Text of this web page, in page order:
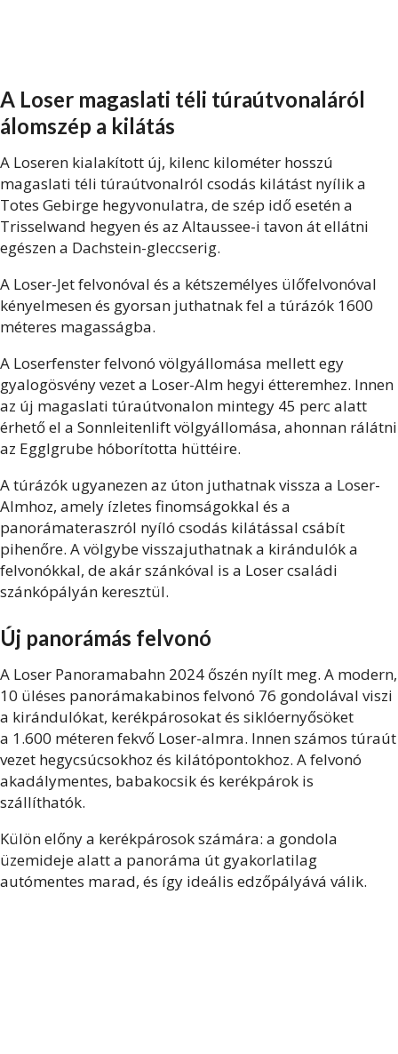
A Loser magaslati téli túraútvonaláról
álomszép a kilátás
A Loseren kialakított új, kilenc kilométer hosszú
magaslati téli túraútvonalról csodás kilátást nyílik a
Totes Gebirge hegyvonulatra, de szép idő esetén a
Trisselwand hegyen és az Altaussee-i tavon át ellátni
egészen a Dachstein-gleccserig.
A Loser-Jet felvonóval és a kétszemélyes ülőfelvonóval
kényelmesen és gyorsan juthatnak fel a túrázók 1600
méteres magasságba.
A Loserfenster felvonó völgyállomása mellett egy
gyalogösvény vezet a Loser-Alm hegyi étteremhez. Innen
az új magaslati túraútvonalon mintegy 45 perc alatt
érhető el a Sonnleitenlift völgyállomása, ahonnan rálátni
az Egglgrube hóborította hüttéire.
A túrázók ugyanezen az úton juthatnak vissza a Loser-
Almhoz, amely ízletes finomságokkal és a
panorámateraszról nyíló csodás kilátással csábít
pihenőre. A völgybe visszajuthatnak a kirándulók a
felvonókkal, de akár szánkóval is a Loser családi
szánkópályán keresztül.
Új panorámás felvonó
A Loser Panoramabahn 2024 őszén nyílt meg. A modern,
10 üléses panorámakabinos felvonó 76 gondolával viszi
a kirándulókat, kerékpárosokat és siklóernyősöket
a 1.600 méteren fekvő Loser-almra. Innen számos túraút
vezet hegycsúcsokhoz és kilátópontokhoz. A felvonó
akadálymentes, babakocsik és kerékpárok is
szállíthatók.
Külön előny a kerékpárosok számára: a gondola
üzemideje alatt a panoráma út gyakorlatilag
autómentes marad, és így ideális edzőpályává válik.